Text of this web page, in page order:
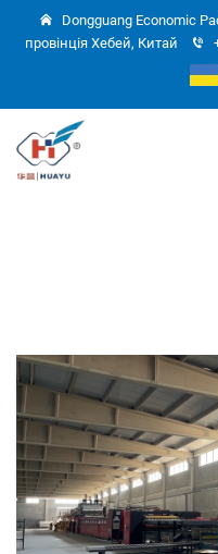
Dongguang Economic
провінція Хебей, Китай